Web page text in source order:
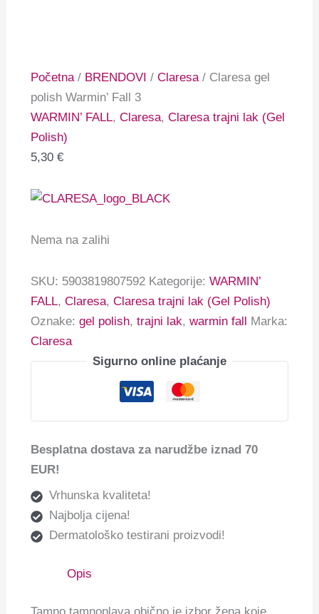
Početna/ BRENDOVI /Claresa/ Claresa gel
polish Warmin’ Fall 3
WARMIN’ FALL,Claresa,Claresa trajni lak (Gel
Polish)
5,30€
Nema na zalihi
SKU: 5903819807592 Kategorije:WARMIN’
FALL,Claresa,Claresa trajni lak (Gel Polish)
Oznake:gel polish,trajni lak,warmin fall Marka:
Claresa
Sigurno online plaćanje
Besplatna dostava za narudžbe iznad 70
EUR!
Vrhunska kvaliteta!
Najbolja cijena!
Dermatološko testirani proizvodi!
Opis